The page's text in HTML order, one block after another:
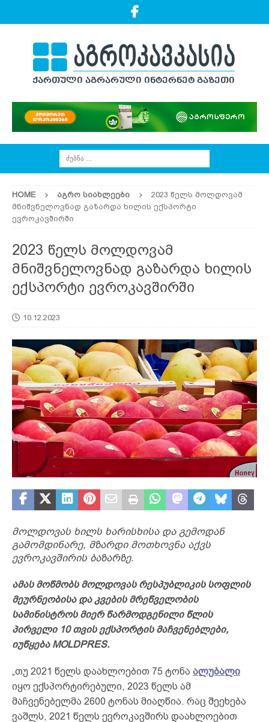
HOME ᲐᲒᲠᲝ ᲡᲘᲐᲮᲚᲔᲔᲑᲘ
2023 წელს მოლდოვამ
მნიშვნელოვნად გაზარდა ხილის ექსპორტი
ევროკავშირში
2023 წელს მოლდოვამ
მნიშვნელოვნად გაზარდა ხილის
ექსპორტი ევროკავშირში
10.12.2023
მოლდოვას ხილს ხარისხისა და გემოდან
გამომდინარე, მზარდი მოთხოვნა აქვს
ევროკავშირის ბაზარზე.
ამას მოწმობს მოლდოვას რესპუბლიკის სოფლის
მეურნეობისა და კვების მრეწველობის
სამინისტროს მიერ წარმოდგენილი წლის
პირველი 10 თვის ექსპორტის მაჩვენებლები,
იუწყება MOLDPRES.
„თუ 2021 წელს დაახლოებით 75 ტონა ალუბალი
იყო ექსპორტირებული, 2023 წელს ამ
მაჩვენებელმა 2600 ტონას მიაღწია. რაც შეეხება
ვაშლს, 2021 წელს ევროკავშირს დაახლოებით